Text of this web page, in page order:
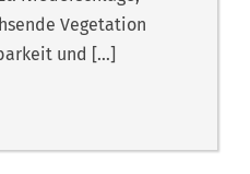
Vegetation
und […]